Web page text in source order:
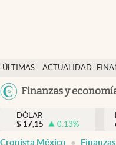
ÚLTIMAS
NOTICIAS
ACTUALIDAD
Finanzas y
Actualidad
Finanzas y economía
Dólar y mercados
DÓLAR
$ 17,15 0.13%
Cronista México